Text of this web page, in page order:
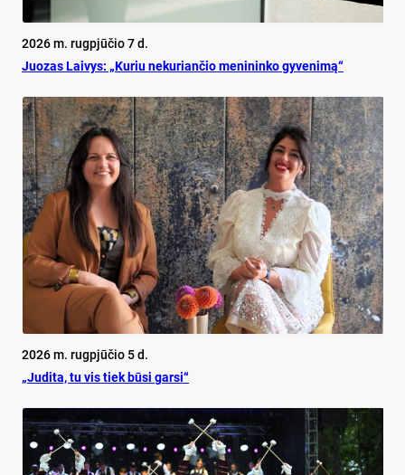
2026 m. rugpjūčio 7 d.
Juo­zas Lai­vys: „Ku­riu ne­ku­rian­čio me­ni­nin­ko gy­ve­ni­mą“
2026 m. rugpjūčio 5 d.
„Judita, tu vis tiek būsi garsi“